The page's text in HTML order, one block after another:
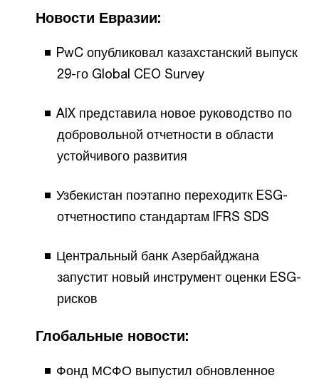
Новости Евразии:
PwC опубликовал казахстанский выпуск
29-го Global CEO Survey
AIX представила новое руководство по
добровольной отчетности в области
устойчивого развития
Узбекистан поэтапно переходитк ESG-
отчетностипо стандартам IFRS SDS
Центральный банк Азербайджана
запустит новый инструмент оценки ESG-
рисков
Глобальные новости:
Фонд МСФО выпустил обновленное